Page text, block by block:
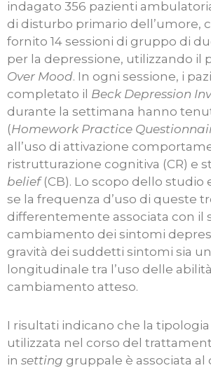
indagato 356 pazienti
di disturbo primario dell’umore,
fornito 14 sessioni di gruppo di
per la depressione, utilizzando il
Over Mood. In ogni sessione, i
completato il Beck Depression
durante la settimana hanno
(Homework Practice
all’uso di attivazione
ristrutturazione cognitiva (CR) e
belief(CB). Lo scopo dello studio
se la frequenza d’uso di queste
differentemente associata con il
cambiamento dei sintomi
gravità dei suddetti sintomi sia
longitudinale tra l’uso delle
cambiamento atteso.
I risultati indicano che la tipologia
utilizzata nel corso del
in setting gruppale è associata